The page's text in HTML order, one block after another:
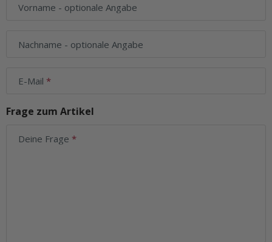
Vorname - optionale Angabe
Nachname - optionale Angabe
E-Mail
Frage zum Artikel
Deine Frage